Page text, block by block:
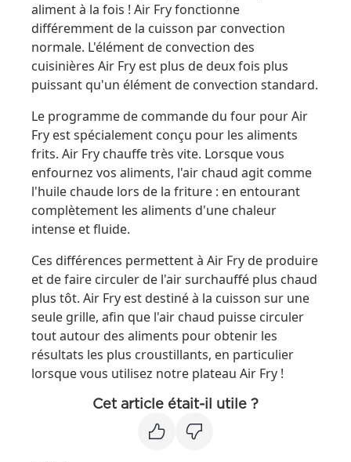
aliment à la fois ! Air Fry fonctionne
différemment de la cuisson par convection
normale. L'élément de convection des
cuisinières Air Fry est plus de deux fois plus
puissant qu'un élément de convection standard.
Le programme de commande du four pour Air
Fry est spécialement conçu pour les aliments
frits. Air Fry chauffe très vite. Lorsque vous
enfournez vos aliments, l'air chaud agit comme
l'huile chaude lors de la friture : en entourant
complètement les aliments d'une chaleur
intense et fluide.
Ces différences permettent à Air Fry de produire
et de faire circuler de l'air surchauffé plus chaud
plus tôt. Air Fry est destiné à la cuisson sur une
seule grille, afin que l'air chaud puisse circuler
tout autour des aliments pour obtenir les
résultats les plus croustillants, en particulier
lorsque vous utilisez notre plateau Air Fry !
Cet article était-il utile ?